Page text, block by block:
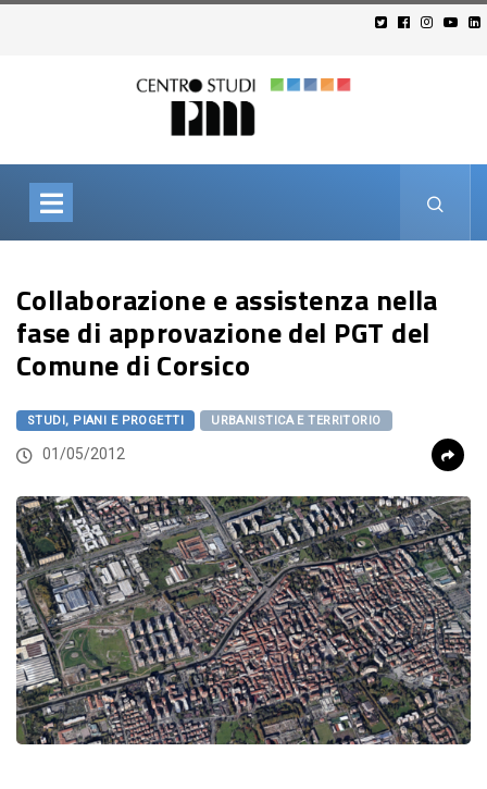
Collaborazione e assistenza nella
fase di approvazione del PGT del
Comune di Corsico
STUDI, PIANI E PROGETTI URBANISTICA E TERRITORIO
01/05/2012